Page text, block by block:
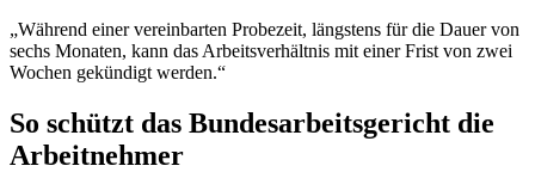
„Während einer vereinbarten Probezeit, längstens für die Dauer von
sechs Monaten, kann das Arbeitsverhältnis mit einer Frist von zwei
Wochen gekündigt werden.“
So schützt das Bundesarbeitsgericht die
Arbeitnehmer